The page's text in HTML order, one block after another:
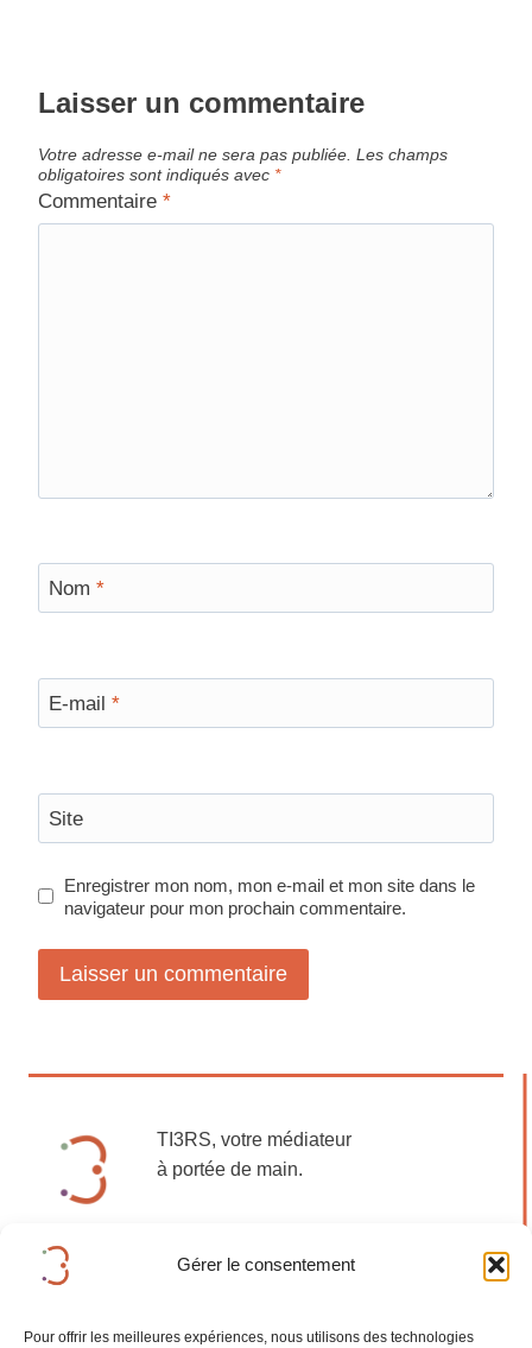
Gérer le consentement
Pour offrir les meilleures expériences, nous utilisons des technologies
Laisser un commentaire
Votre adresse e-mail ne sera pas publiée. Les champs
obligatoires sont indiqués avec *
Commentaire *
Nom *
E-mail *
Site
Enregistrer mon nom, mon e-mail et mon site dans le
navigateur pour mon prochain commentaire.
TI3RS, votre médiateur
à portée de main.